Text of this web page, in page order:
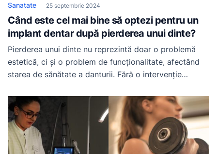
Sanatate 25 septembrie 2024
Când este cel mai bine să optezi pentru un
implant dentar după pierderea unui dinte?
Pierderea unui dinte nu reprezintă doar o problemă
estetică, ci și o problem de funcționalitate, afectând
starea de sănătate a danturii. Fără o intervenție
dificultăți în vorbire și masticație, resorbția osoasă și
deplasarea dinților vecini. De aceea, un implant dentar
reprezintă soluția optimă pe termen lung. Dar […]